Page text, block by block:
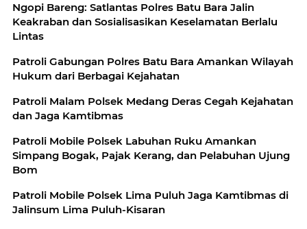
Ngopi Bareng: Satlantas Polres Batu Bara Jalin
Keakraban dan Sosialisasikan Keselamatan Berlalu
Lintas
Patroli Gabungan Polres Batu Bara Amankan Wilayah
Hukum dari Berbagai Kejahatan
Patroli Malam Polsek Medang Deras Cegah Kejahatan
dan Jaga Kamtibmas
Patroli Mobile Polsek Labuhan Ruku Amankan
Simpang Bogak, Pajak Kerang, dan Pelabuhan Ujung
Bom
Patroli Mobile Polsek Lima Puluh Jaga Kamtibmas di
Jalinsum Lima Puluh-Kisaran